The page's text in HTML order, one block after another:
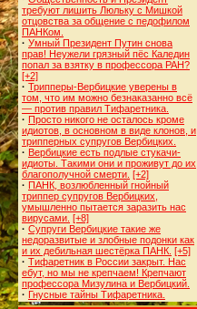
требуют лишить Люльку с Мишкой
отцовства за общение с педофилом
ПАНКом.
· Умный Президент Путин снова
прав! Неужели грязный пёс Каледин
попал за взятку в профессора РАН?
[+2]
· Трипперы-Вербицкие уверены в
том, что им можно безнаказанно всё
— против правил Тифаретника.
· Просто никого не осталось кроме
идиотов, в основном в виде клонов, и
трипперных супругов Вербицких.
· Вербицкие есть подлые стукачи-
идиоты. Такими они и проживут до их
благополучной смерти. [+2]
· ПАНК, возлюбленный гнойный
триппер супругов Вербицких,
умышленно пытается заразить нас
вирусами. [+8]
· Супруги Вербицкие такие же
недоразвитые и злобные подонки как
и их дебильная шестёрка ПАНК. [+5]
· Тифаретник в России закрыт. Нас
ебут, но мы не крепчаем! Крепчают
профессора Мизулина и Вербицкий.
· Гнусные тайны Тифаретника.